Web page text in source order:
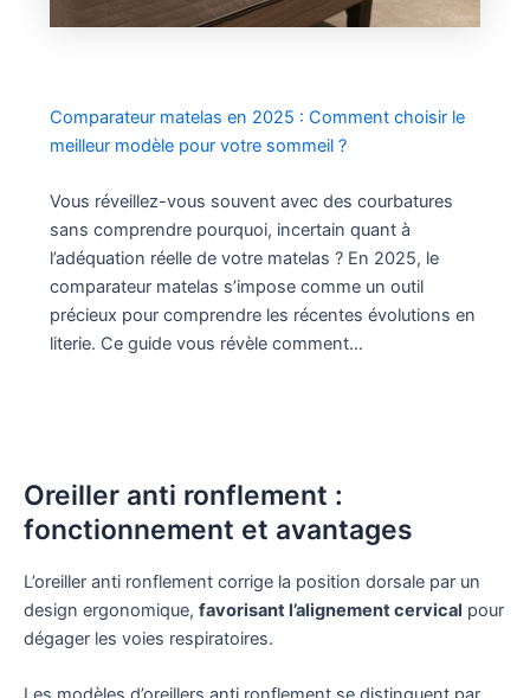
Comparateur matelas en 2025 : Comment choisir le
meilleur modèle pour votre sommeil ?
Vous réveillez-vous souvent avec des courbatures
sans comprendre pourquoi, incertain quant à
l’adéquation réelle de votre matelas ? En 2025, le
comparateur matelas s’impose comme un outil
précieux pour comprendre les récentes évolutions en
literie. Ce guide vous révèle comment…
Oreiller anti ronflement :
fonctionnement et avantages
L’oreiller anti ronflement corrige la position dorsale par un
design ergonomique, favorisant l’alignement cervical pour
dégager les voies respiratoires.